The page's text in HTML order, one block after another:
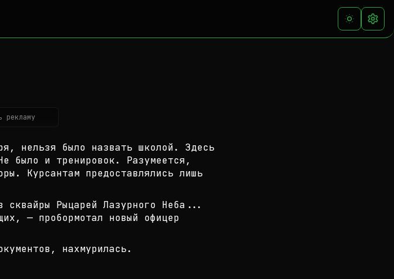
рекламу
нельзя было назвать школой. Здесь
было и тренировок. Разумеется,
Курсантам предоставлялись лишь
сквайры Рыцарей Лазурного Неба...
— пробормотал новый офицер
нахмурилась.